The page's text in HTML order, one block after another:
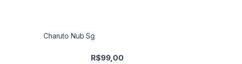
Charuto Nub Sg
R$99,00